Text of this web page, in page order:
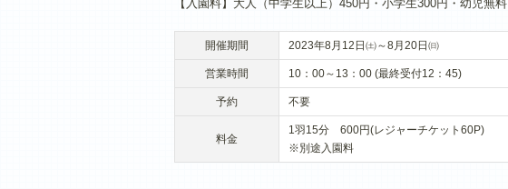
【入園料】大人（中学生以上）450円・小学生300円・幼児無料
開催期間 2023年8月12日㈯～8月20日㈰
営業時間 10：00～13：00 (最終受付12：45)
予約 不要
料金
1羽15分 600円(レジャーチケット60P)
※別途入園料